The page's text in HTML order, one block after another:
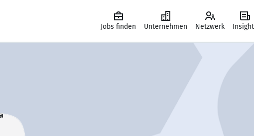
Jobs finden Unternehmen Netzwerk